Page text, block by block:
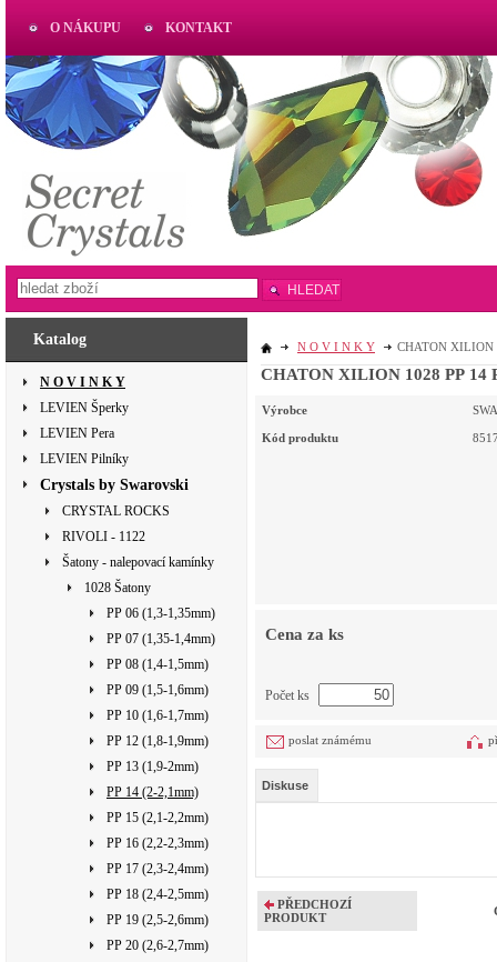
Katalog
N O V I N K Y
LEVIEN Šperky
LEVIEN Pera
LEVIEN Pilníky
Crystals by Swarovski
CRYSTAL ROCKS
RIVOLI - 1122
Šatony - nalepovací kamínky
1028 Šatony
PP 06 (1,3-1,35mm)
PP 07 (1,35-1,4mm)
PP 08 (1,4-1,5mm)
PP 09 (1,5-1,6mm)
PP 10 (1,6-1,7mm)
PP 12 (1,8-1,9mm)
PP 13 (1,9-2mm)
PP 14 (2-2,1mm)
PP 15 (2,1-2,2mm)
PP 16 (2,2-2,3mm)
PP 17 (2,3-2,4mm)
PP 18 (2,4-2,5mm)
PP 19 (2,5-2,6mm)
PP 20 (2,6-2,7mm)
N O V I N K Y CHATON XILION
CHATON XILION 1028 PP 14
Výrobce
Kód produktu
Cena za ks
Počet ks
poslat známému
Diskuse
PŘEDCHOZÍ
PRODUKT
O NÁKUPU KONTAKT
AKTUAL
www.aktual-koralky.cz
HLEDAT